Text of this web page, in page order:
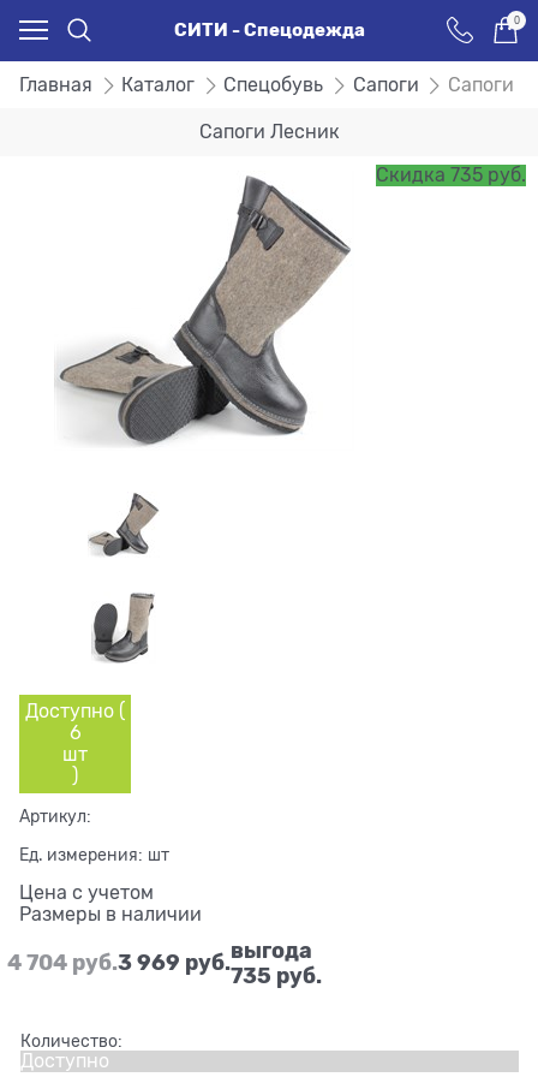
СИТИ - Спецодежда 0
Главная Каталог Спецобувь Сапоги Сапоги
Сапоги Лесник
Скидка 735 руб.
Доступно (
6
шт
)
Артикул:
Ед. измерения: шт
Цена с учетом
Размеры в наличии
4 704 руб.3 969 руб.выгода
735 руб.
Количество:
Доступно